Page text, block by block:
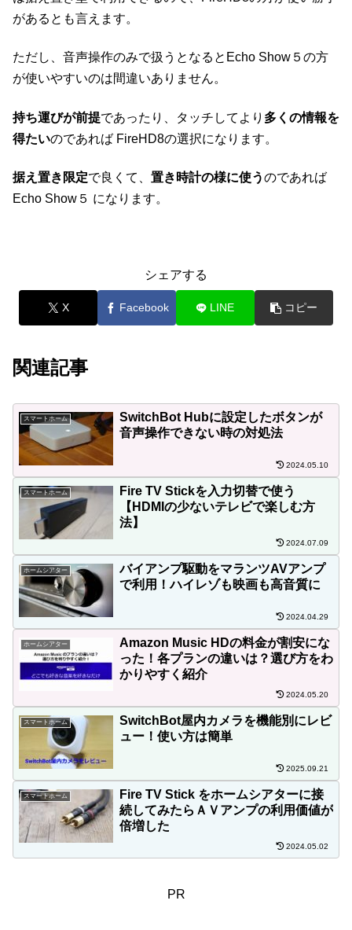
があるとも言えます。
ただし、音声操作のみで扱うとなるとEcho Show５の方
が使いやすいのは間違いありません。
持ち運びが前提であったり、タッチしてより 多くの情報を
得たいのであれば FireHD8の選択になります。
据え置き限定で良くて、 置き時計の様に使うのであれば
Echo Show５ になります。
シェアする
X Facebook LINE コピー
関連記事
スマートホーム
SwitchBot Hubに設定したボタンが
音声操作できない時の対処法
2024.05.10
スマートホーム
Fire TV Stickを入力切替で使う
【HDMIの少ないテレビで楽しむ方
法】
2024.07.09
ホームシアター
バイアンプ駆動をマランツAVアンプ
で利用！ハイレゾも映画も高音質に
2024.04.29
ホームシアター
Amazon Music HDの料金が割安にな
った！各プランの違いは？選び方をわ
かりやすく紹介
2024.05.20
スマートホーム
SwitchBot屋内カメラを機能別にレビ
ュー！使い方は簡単
2025.09.21
スマートホーム
Fire TV Stick をホームシアターに接
続してみたらＡＶアンプの利用価値が
倍増した
2024.05.02
PR